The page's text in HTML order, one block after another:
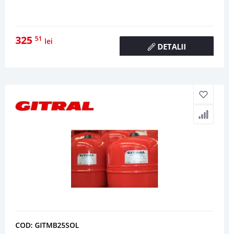
325 51 lei
DETALII
COD: GITMB25SOL